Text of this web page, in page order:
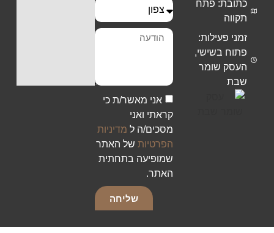
כתובת: פתח
תקווה
זמני פעילות:
פתוח בשישי,
העסק שומר
שבת
אני מאשר/ת כי
קראתי ואני
מסכים/ה ל מדיניות
הפרטיות של האתר
שמופיעה בתחתית
האתר.
שליחה